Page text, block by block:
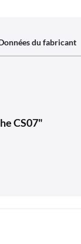
du fabricant
CS07"